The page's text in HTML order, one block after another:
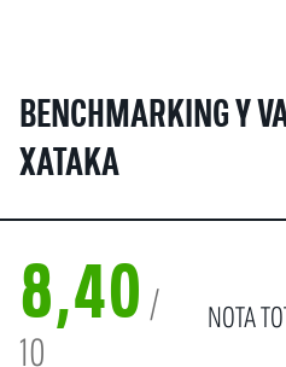
BENCHMARKING Y
XATAKA
8,40 /
10
NOTA